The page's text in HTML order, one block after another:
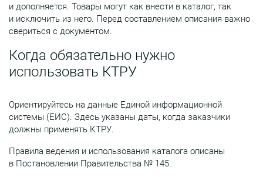
и дополняется. Товары могут как внести в каталог, так
и исключить из него. Перед составлением описания важно
свериться с документом.
Когда обязательно нужно
использовать КТРУ
Ориентируйтесь на данные Единой информационной
системы (ЕИС). Здесь указаны даты, когда заказчики
должны применять КТРУ.
Правила ведения и использования каталога описаны
в Постановлении Правительства № 145.